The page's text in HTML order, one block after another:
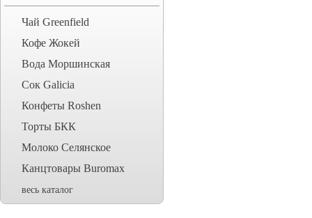
Чай Greenfield
Кофе Жокей
Вода Моршинская
Сок Galicia
Конфеты Roshen
Торты БКК
Молоко Селянское
Канцтовары Buromax
весь каталог